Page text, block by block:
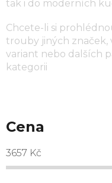
tak i do moderních
Chcete-li si
trouby jiných značek,
variant nebo dalších
kategorii
Cena
3657 Kč